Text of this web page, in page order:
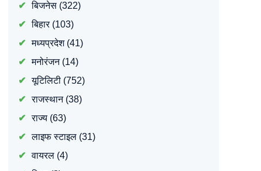
बिजनेस(322)
बिहार(103)
मध्यप्रदेश(41)
मनोरंजन(14)
यूटिलिटी(752)
राजस्थान(38)
राज्य(63)
लाइफ स्टाइल(31)
वायरल(4)